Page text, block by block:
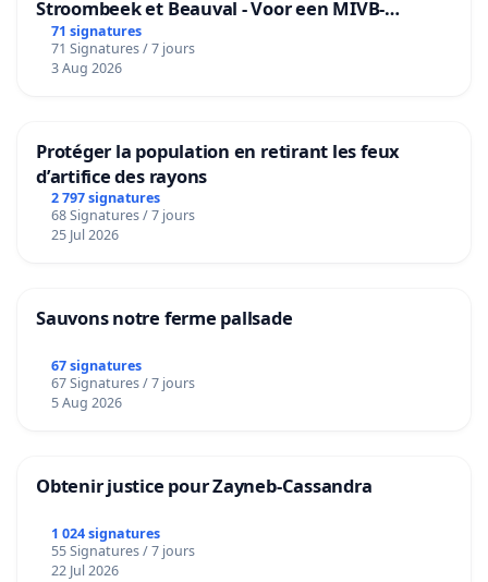
Stroombeek et Beauval - Voor een MIVB-
bediening van de wijken Strombeek en Het
Voor
71 signatures
71 Signatures / 7 jours
3 Aug 2026
Protéger la population en retirant les feux
d’artifice des rayons
2 797 signatures
68 Signatures / 7 jours
25 Jul 2026
Sauvons notre ferme pallsade
67 signatures
67 Signatures / 7 jours
5 Aug 2026
Obtenir justice pour Zayneb-Cassandra
1 024 signatures
55 Signatures / 7 jours
22 Jul 2026